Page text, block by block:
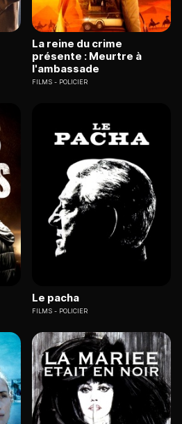
La reine du crime
présente : Meurtre à
l'ambassade
FILMS POLICIER
Le pacha
FILMS POLICIER